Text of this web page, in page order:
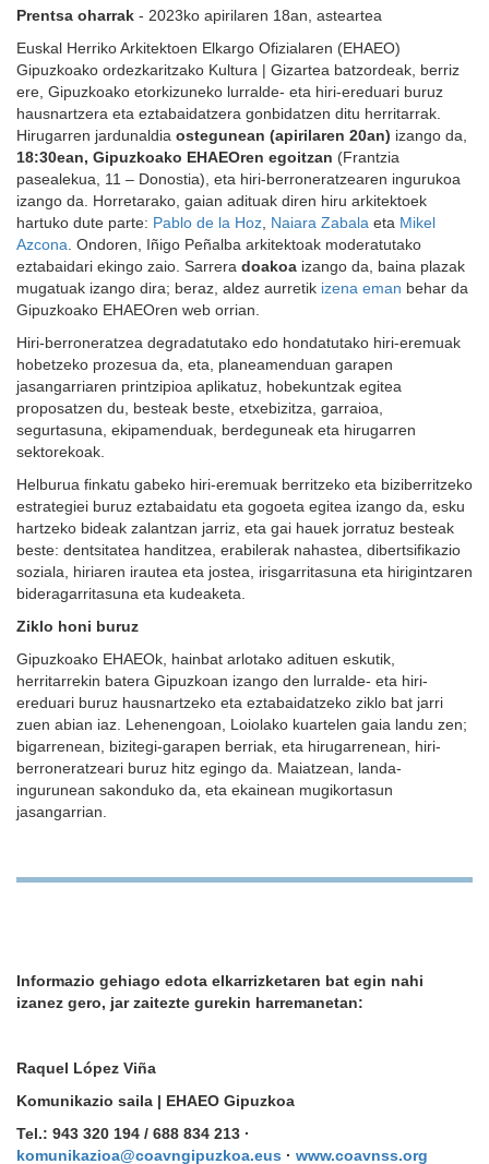
Prentsa oharrak - 2023ko apirilaren 18an, asteartea
Euskal Herriko Arkitektoen Elkargo Ofizialaren (EHAEO)
Gipuzkoako ordezkaritzako Kultura | Gizartea batzordeak, berriz
ere, Gipuzkoako etorkizuneko lurralde- eta hiri-ereduari buruz
hausnartzera eta eztabaidatzera gonbidatzen ditu herritarrak.
Hirugarren jardunaldia ostegunean (apirilaren 20an) izango da,
18:30ean, Gipuzkoako EHAEOren egoitzan (Frantzia
pasealekua, 11 – Donostia), eta hiri-berroneratzearen ingurukoa
izango da. Horretarako, gaian adituak diren hiru arkitektoek
hartuko dute parte: Pablo de la Hoz Naiara Zabala eta Mikel
Azcona . Ondoren, Iñigo Peñalba arkitektoak moderatutako
eztabaidari ekingo zaio. Sarrera doakoa izango da, baina plazak
mugatuak izango dira; beraz, aldez aurretik izena eman behar da
Gipuzkoako EHAEOren web orrian.
Hiri-berroneratzea degradatutako edo hondatutako hiri-eremuak
hobetzeko prozesua da, eta, planeamenduan garapen
jasangarriaren printzipioa aplikatuz, hobekuntzak egitea
proposatzen du, besteak beste, etxebizitza, garraioa,
segurtasuna, ekipamenduak, berdeguneak eta hirugarren
sektorekoak.
Helburua finkatu gabeko hiri-eremuak berritzeko eta biziberritzeko
estrategiei buruz eztabaidatu eta gogoeta egitea izango da, esku
hartzeko bideak zalantzan jarriz, eta gai hauek jorratuz besteak
beste: dentsitatea handitzea, erabilerak nahastea, dibertsifikazio
soziala, hiriaren irautea eta jostea, irisgarritasuna eta hirigintzaren
bideragarritasuna eta kudeaketa.
Ziklo honi buruz
Gipuzkoako EHAEOk, hainbat arlotako adituen eskutik,
herritarrekin batera Gipuzkoan izango den lurralde- eta hiri-
ereduari buruz hausnartzeko eta eztabaidatzeko ziklo bat jarri
zuen abian iaz. Lehenengoan, Loiolako kuartelen gaia landu zen;
bigarrenean, bizitegi-garapen berriak, eta hirugarrenean, hiri-
berroneratzeari buruz hitz egingo da. Maiatzean, landa-
ingurunean sakonduko da, eta ekainean mugikortasun
jasangarrian.
Informazio gehiago edota elkarrizketaren bat egin nahi
izanez gero, jar zaitezte gurekin harremanetan:
Raquel López Viña
Komunikazio saila | EHAEO Gipuzkoa
Tel.: 943 320 194 / 688 834 213 ·
komunikazioa@coavngipuzkoa.eus · www.coavnss.org